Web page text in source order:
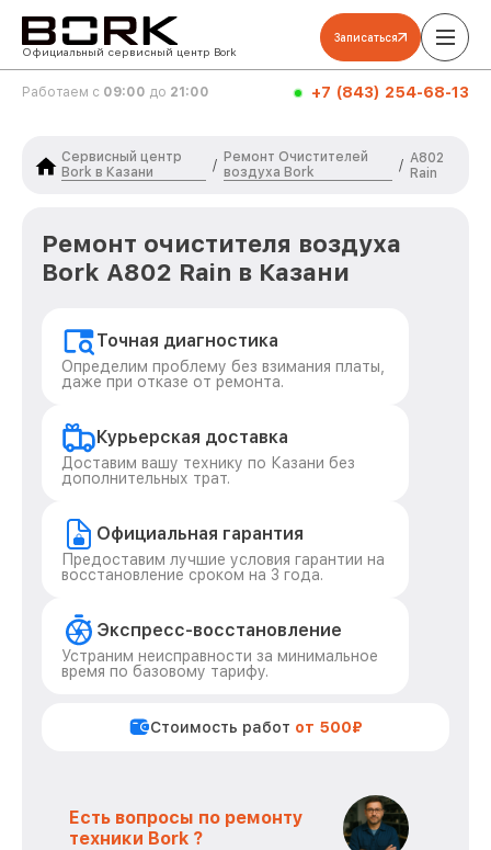
Официальный сервисный центр Bork
Записаться
Работаем с 09:00 до 21:00 +7 (843) 254-68-13
Сервисный центр
Bork в Казани
/
Ремонт Очистителей
воздуха Bork
/ A802
Rain
Ремонт очистителя воздуха
Bork A802 Rain в Казани
Точная диагностика
Определим проблему без взимания платы,
даже при отказе от ремонта.
Курьерская доставка
Доставим вашу технику по Казани без
дополнительных трат.
Официальная гарантия
Предоставим лучшие условия гарантии на
восстановление сроком на 3 года.
Экспресс-восстановление
Устраним неисправности за минимальное
время по базовому тарифу.
Стоимость работ от 500₽
Есть вопросы по ремонту
техники Bork ?